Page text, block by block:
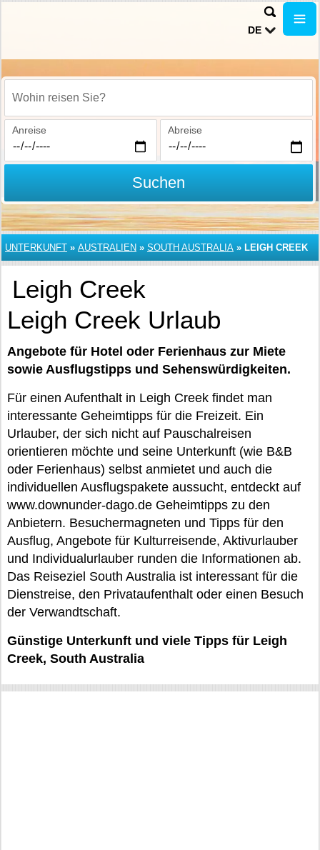
DE
Wohin reisen Sie?
Anreise Abreise
Suchen
UNTERKUNFT » AUSTRALIEN » SOUTH AUSTRALIA » LEIGH CREEK
Leigh Creek
Leigh Creek Urlaub
Angebote für Hotel oder Ferienhaus zur Miete
sowie Ausflugstipps und Sehenswürdigkeiten.
Für einen Aufenthalt in Leigh Creek findet man
interessante Geheimtipps für die Freizeit. Ein
Urlauber, der sich nicht auf Pauschalreisen
orientieren möchte und seine Unterkunft (wie B&B
oder Ferienhaus) selbst anmietet und auch die
individuellen Ausflugspakete aussucht, entdeckt auf
www.downunder-dago.de Geheimtipps zu den
Anbietern. Besuchermagneten und Tipps für den
Ausflug, Angebote für Kulturreisende, Aktivurlauber
und Individualurlauber runden die Informationen ab.
Das Reiseziel South Australia ist interessant für die
Dienstreise, den Privataufenthalt oder einen Besuch
der Verwandtschaft.
Günstige Unterkunft und viele Tipps für Leigh
Creek, South Australia